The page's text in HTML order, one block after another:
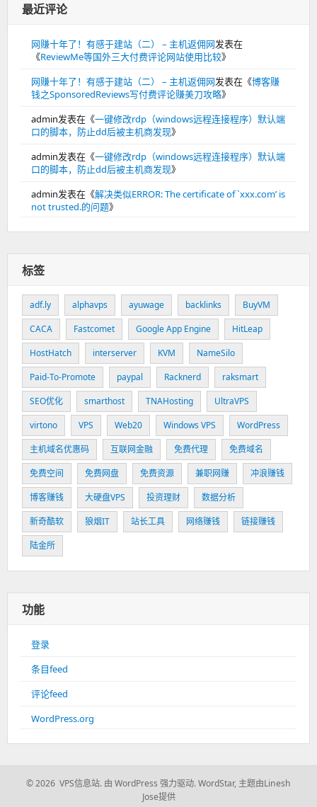
最近评论
网赚十年了！有感于建站（二） – 主机返佣网发表在
《ReviewMe等国外三大付费评论网站使用比较》
网赚十年了！有感于建站（二） – 主机返佣网发表在《博客赚
钱之SponsoredReviews写付费评论赚美刀攻略》
admin发表在《一键修改rdp（windows远程连接程序）默认端
口的脚本，防止dd后被主机商发现》
admin发表在《一键修改rdp（windows远程连接程序）默认端
口的脚本，防止dd后被主机商发现》
admin发表在《解决类似ERROR: The certificate of `xxx.com’ is
not trusted.的问题》
标签
adf.ly alphavps ayuwage backlinks
BuyVM
CACA
Fastcomet Google App Engine
HitLeap
HostHatch
interserver KVM
NameSilo
Paid-To-Promote
paypal Racknerd
raksmart
SEO优化
smarthost TNAHosting
UltraVPS
virtono
VPS Web20 Windows VPS
WordPress
主机域名优惠码
互联网金融 免费代理
免费域名
免费空间
免费网盘 免费资源 兼职网赚
冲浪赚钱
博客赚钱
大硬盘VPS 投资理财
数据分析
新奇酷软
狼烟IT 站长工具 网络赚钱
链接赚钱
陆金所
功能
登录
条目feed
评论feed
WordPress.org
© 2026 VPS信息站. 由 WordPress 强力驱动.WordStar, 主题由Linesh
Jose提供